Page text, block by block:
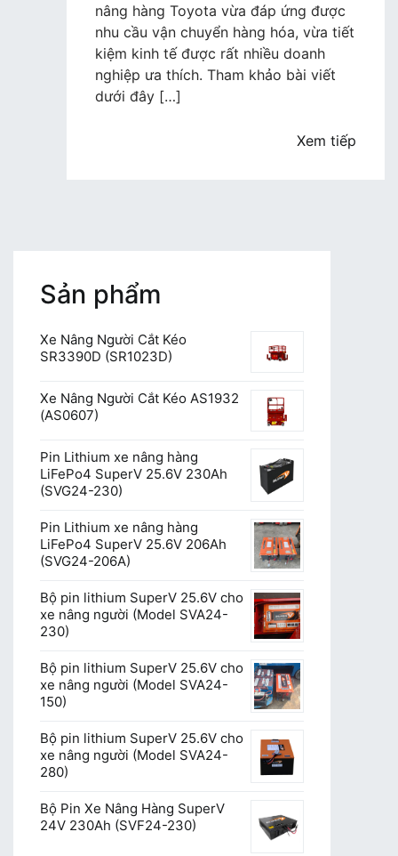
hàng
Toyota
giá
tốt
nâng hàng Toyota vừa đáp ứng được
nhu cầu vận chuyển hàng hóa, vừa tiết
kiệm kinh tế được rất nhiều doanh
nghiệp ưa thích. Tham khảo bài viết
dưới đây […]
Xem tiếp
Sản phẩm
Xe Nâng Người Cắt Kéo
SR3390D (SR1023D)
Xe Nâng Người Cắt Kéo AS1932
(AS0607)
Pin Lithium xe nâng hàng
LiFePo4 SuperV 25.6V 230Ah
(SVG24-230)
Pin Lithium xe nâng hàng
LiFePo4 SuperV 25.6V 206Ah
(SVG24-206A)
Bộ pin lithium SuperV 25.6V cho
xe nâng người (Model SVA24-
230)
Bộ pin lithium SuperV 25.6V cho
xe nâng người (Model SVA24-
150)
Bộ pin lithium SuperV 25.6V cho
xe nâng người (Model SVA24-
280)
Bộ Pin Xe Nâng Hàng SuperV
24V 230Ah (SVF24-230)